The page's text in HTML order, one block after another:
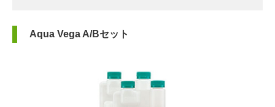
Aqua Vega A/Bセット